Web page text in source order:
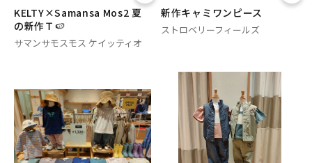
KELTY×Samansa Mos2 夏
の新作Ｔ🍉
サマンサモスモス ケイッティオ
新作キャミワンピース
ストロベリーフィールズ